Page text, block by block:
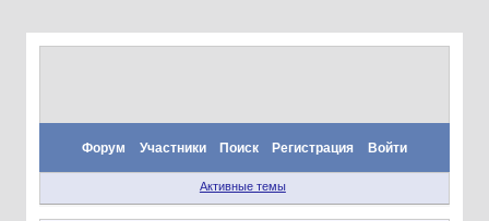
Форум Участники Поиск Регистрация Войти
Активные темы